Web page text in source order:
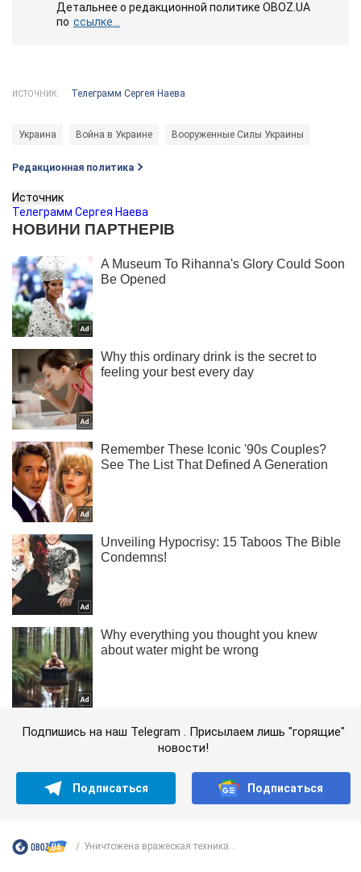
Детальнее о редакционной политике OBOZ.UA
по ссылке...
ИСТОЧНИК: Телеграмм Сергея Наева
Украина Война в Украине Вооруженные Силы Украины
Редакционная политика
Источник
Телеграмм Сергея Наева
Подпишись на наш Telegram . Присылаем лишь "горящие"
новости!
Подписаться Подписаться
Уничтожена вражеская техника...